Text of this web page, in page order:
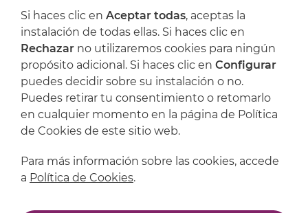
Artijoc
Soporte
Si haces clic en Aceptar todas, aceptas la
instalación de todas ellas. Si haces clic en
Rechazar no utilizaremos cookies para ningún
propósito adicional. Si haces clic en Configurar
puedes decidir sobre su instalación o no.
Puedes retirar tu consentimiento o retomarlo
en cualquier momento en la página de Política
de Cookies de este sitio web.
Para más información sobre las cookies, accede
a Política de Cookies.